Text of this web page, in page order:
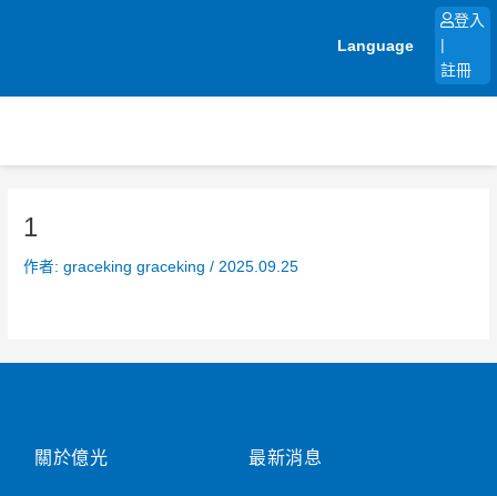
Language
登入
註冊
1
作者:graceking graceking/ 2025.09.25
關於億光 最新消息